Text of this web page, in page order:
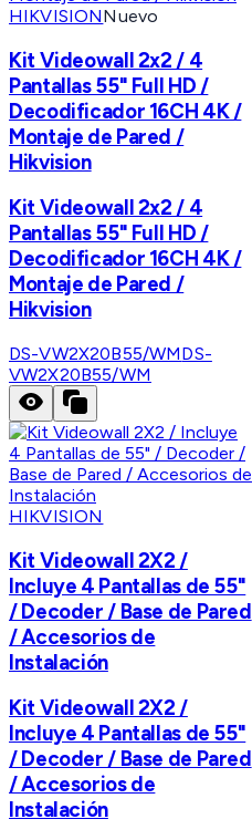
HIKVISIONNuevo
Kit Videowall 2x2 / 4
Pantallas 55" Full HD /
Decodificador 16CH 4K /
Montaje de Pared /
Hikvision
Kit Videowall 2x2 / 4
Pantallas 55" Full HD /
Decodificador 16CH 4K /
Montaje de Pared /
Hikvision
DS-VW2X20B55/WMDS-
VW2X20B55/WM
HIKVISION
Kit Videowall 2X2 /
Incluye 4 Pantallas de 55"
/ Decoder / Base de Pared
/ Accesorios de
Instalación
Kit Videowall 2X2 /
Incluye 4 Pantallas de 55"
/ Decoder / Base de Pared
/ Accesorios de
Instalación